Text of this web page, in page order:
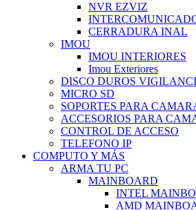
NVR EZVIZ
CERRADURA INAL
IMOU
IMOU INTERIORES
Imou Exteriores
DISCO DUROS
MICRO SD
SOPORTES PARA
ACCESORIOS PARA
CONTROL DE ACCESO
TELEFONO IP
COMPUTO Y MÁS
ARMA TU PC
MAINBOARD
INTEL
AMD